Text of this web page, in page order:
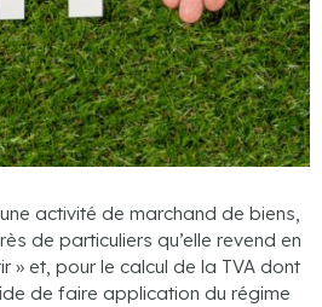
activité de marchand de biens,
de particuliers qu’elle revend en
» et, pour le calcul de la TVA dont
de faire application du régime